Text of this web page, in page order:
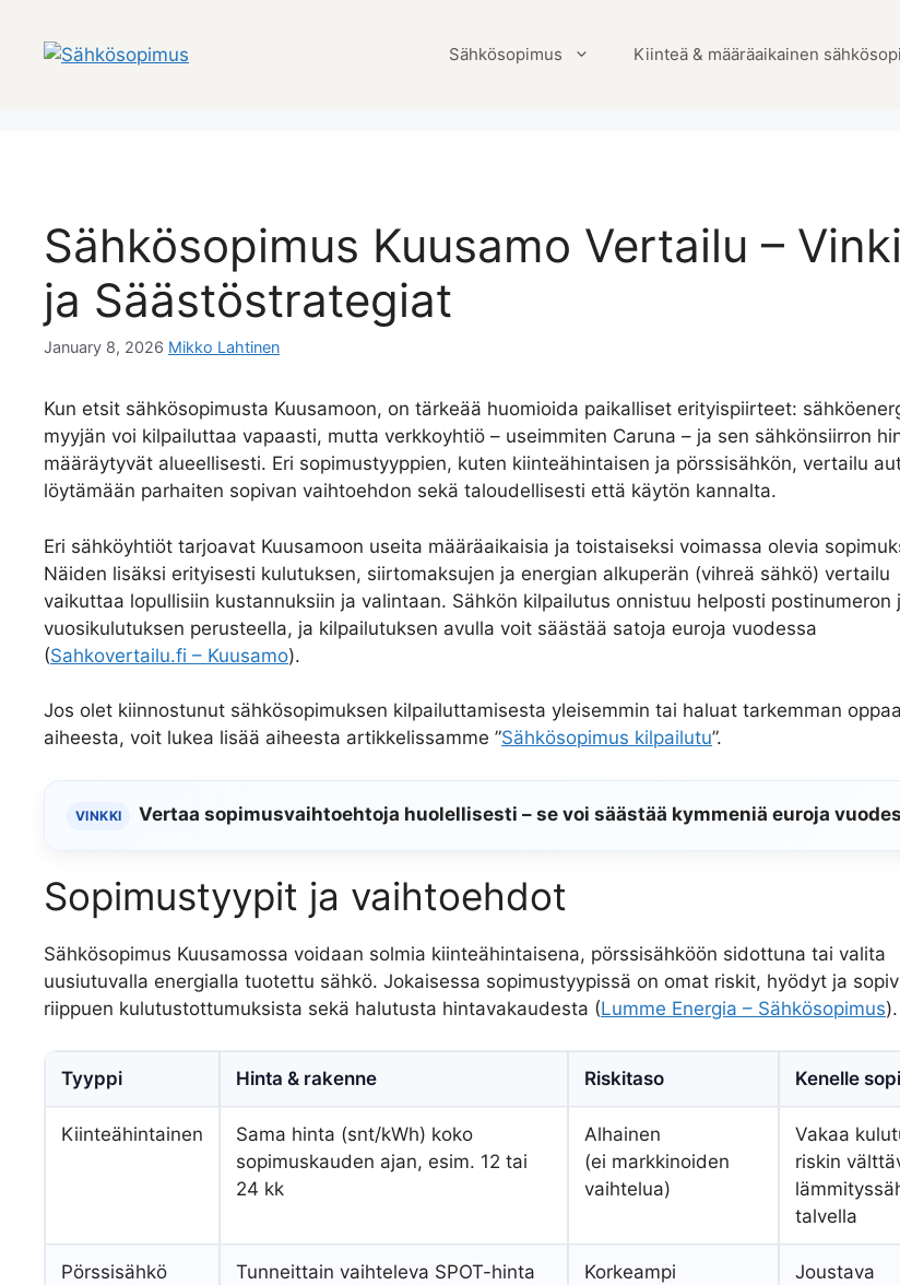
content
Sähkösopimus Kiinteä & määräaikainen
Sähkösopimus Kuusamo Vertailu –
ja Säästöstrategiat
January 8, 2026 Mikko Lahtinen
Kun etsit sähkösopimusta Kuusamoon, on tärkeää huomioida paikalliset erityispiirteet:
myyjän voi kilpailuttaa vapaasti, mutta verkkoyhtiö – useimmiten Caruna – ja sen sähkönsiirron
määräytyvät alueellisesti. Eri sopimustyyppien, kuten kiinteähintaisen ja pörssisähkön, vertailu
löytämään parhaiten sopivan vaihtoehdon sekä taloudellisesti että käytön kannalta.
Eri sähköyhtiöt tarjoavat Kuusamoon useita määräaikaisia ja toistaiseksi voimassa olevia
Näiden lisäksi erityisesti kulutuksen, siirtomaksujen ja energian alkuperän (vihreä sähkö) vertailu
vaikuttaa lopullisiin kustannuksiin ja valintaan. Sähkön kilpailutus onnistuu helposti postinumeron
vuosikulutuksen perusteella, ja kilpailutuksen avulla voit säästää satoja euroja vuodessa
(Sahkovertailu.fi – Kuusamo).
Jos olet kiinnostunut sähkösopimuksen kilpailuttamisesta yleisemmin tai haluat tarkemman
aiheesta, voit lukea lisää aiheesta artikkelissamme ”Sähkösopimus kilpailutu”.
VINKKI Vertaa sopimusvaihtoehtoja huolellisesti – se voi säästää kymmeniä euroja
Sopimustyypit ja vaihtoehdot
Sähkösopimus Kuusamossa voidaan solmia kiinteähintaisena, pörssisähköön sidottuna tai valita
uusiutuvalla energialla tuotettu sähkö. Jokaisessa sopimustyypissä on omat riskit, hyödyt ja
riippuen kulutustottumuksista sekä halutusta hintavakaudesta (Lumme Energia – Sähkösopimus).
Tyyppi Hinta & rakenne Riskitaso Kenelle
Kiinteähintainen
Sama hinta (snt/kWh) koko
sopimuskauden ajan, esim. 12 tai
24 kk
Alhainen
(ei markkinoiden
vaihtelua)
Vakaa
riskin
talvella
Pörssisähkö
Tunneittain vaihteleva SPOT-hinta
Korkeampi
Joustava